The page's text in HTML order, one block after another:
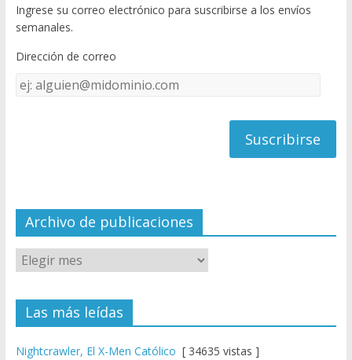
o
o
k
u
e
C
el
Ingrese su correo electrónico para suscribirse a los envíos
semanales.
Dirección de correo
Dirección
de
Archivo de publicaciones
Las más leídas
Nightcrawler, El X-Men Católico [ 34635 vistas ]